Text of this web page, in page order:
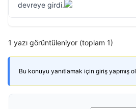
devreye girdi.
1 yazı görüntüleniyor (toplam 1)
Bu konuyu yanıtlamak için giriş yapmış